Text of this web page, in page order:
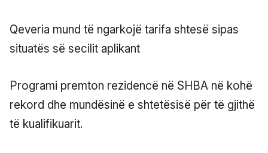
Qeveria mund të ngarkojë tarifa shtesë sipas
situatës së secilit aplikant
Programi premton rezidencë në SHBA në kohë
rekord dhe mundësinë e shtetësisë për të gjithë
të kualifikuarit.